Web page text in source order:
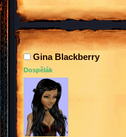
Gina Blackberry
Dospělák